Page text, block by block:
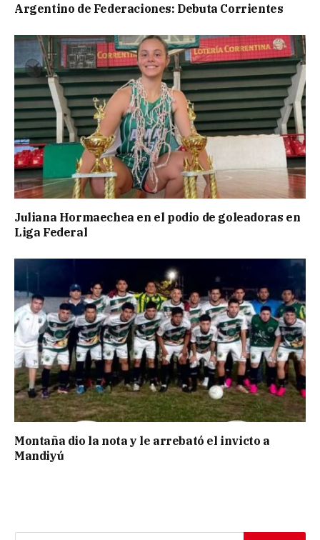
Argentino de Federaciones: Debuta Corrientes
Juliana Hormaechea en el podio de goleadoras en
Liga Federal
Montaña dio la nota y le arrebató el invicto a
Mandiyú